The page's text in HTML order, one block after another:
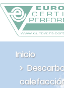
Inicio